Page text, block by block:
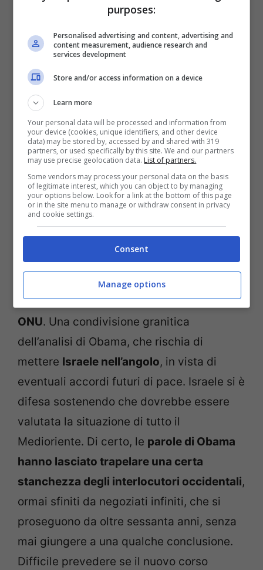
raggiungere una pace stabile nella
, ma il Presidente Obama non ha
nascosto la sua irritazione per lo stallo
della situazione, con una pace che sembra
oggi molto lontana.
Ad Obama sono giunti gliappoggi del
cosiddetto “quartetto”: USA, UE, Russia,
ONU. Una condivisione granitica
dell’analisi di Obama, che rischia di
mettere Israele nell’angolo, in vista di
eventuali accordi futuri di pace. Israele si è
difesa sostenendo che dovrebbe essere
valutata la situazione di tutto il
Medioriente. Di certo, le parole di Obama
hanno lasciato trapelare una certa
stanchezza degli interlocutori occidentali,
ormai sfiniti da negoziati infiniti, che si
proseguono da oltre sessanta anni, senza
mai giungere a una qualche conclusione.
Difficile prevedere se il nuovo corso
purposes:
Personalised advertising and content, advertising and
content measurement, audience research and
services development
Store and/or access information on a device
Learn more
Your personal data will be processed and information from
your device (cookies, unique identifiers, and other device
data) may be stored by, accessed by and shared with 319
partners, or used specifically by this site. We and our partners
may use precise geolocation data. List of partners.
Some vendors may process your personal data on the basis
of legitimate interest, which you can object to by managing
your options below. Look for a link at the bottom of this page
or in the site menu to manage or withdraw consent in privacy
and cookie settings.
Consent
Manage options